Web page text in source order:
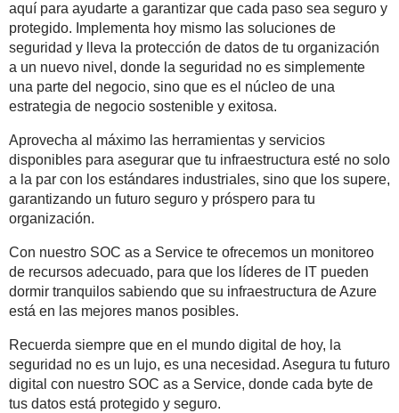
aquí para ayudarte a garantizar que cada paso sea seguro y
protegido. Implementa hoy mismo las soluciones de
seguridad y lleva la protección de datos de tu organización
a un nuevo nivel, donde la seguridad no es simplemente
una parte del negocio, sino que es el núcleo de una
estrategia de negocio sostenible y exitosa.
Aprovecha al máximo las herramientas y servicios
disponibles para asegurar que tu infraestructura esté no solo
a la par con los estándares industriales, sino que los supere,
garantizando un futuro seguro y próspero para tu
organización.
Con nuestro SOC as a Service te ofrecemos un monitoreo
de recursos adecuado, para que los líderes de IT pueden
dormir tranquilos sabiendo que su infraestructura de Azure
está en las mejores manos posibles.
Recuerda siempre que en el mundo digital de hoy, la
seguridad no es un lujo, es una necesidad. Asegura tu futuro
digital con nuestro SOC as a Service, donde cada byte de
tus datos está protegido y seguro.